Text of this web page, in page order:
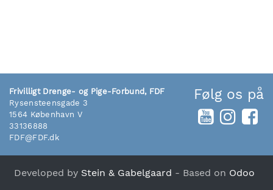
Frivilligt Drenge- og Pige-Forbund, FDF
Rysensteensgade 3
1564 København V
33136888
FDF@FDF.dk
Følg os på
Developed by Stein & Gabelgaard - Based on Odoo